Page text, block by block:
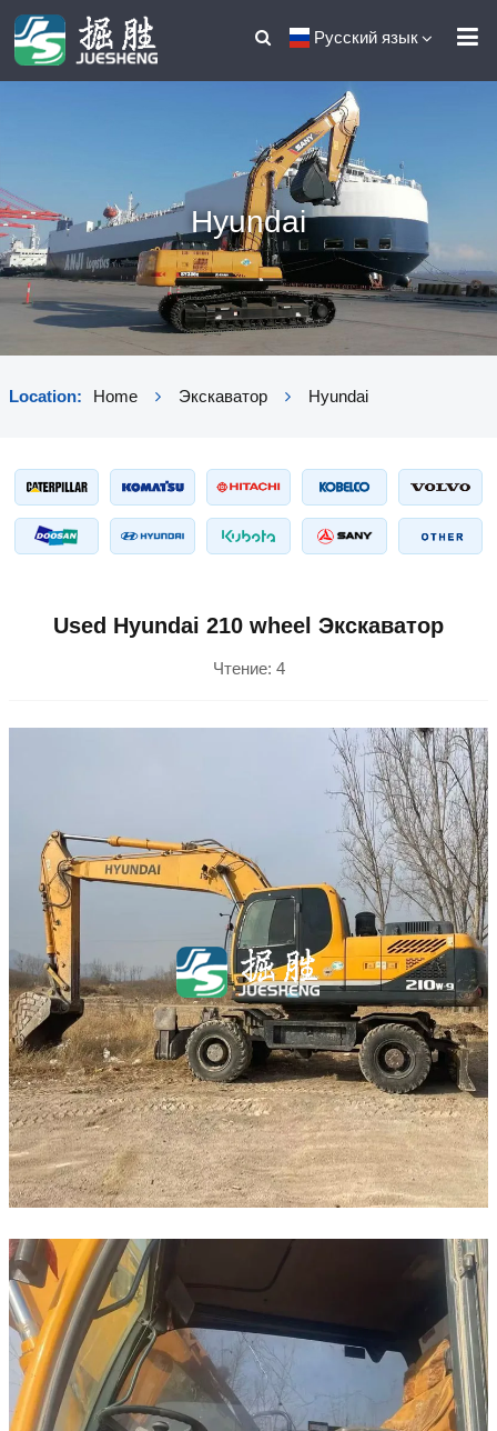
Русский язык
Hyundai
Location: Home Экскаватор Hyundai
Used Hyundai 210 wheel Экскаватор
Чтение: 4